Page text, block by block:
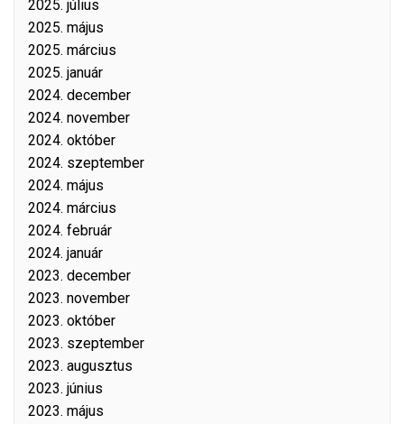
2025. július
2025. május
2025. március
2025. január
2024. december
2024. november
2024. október
2024. szeptember
2024. május
2024. március
2024. február
2024. január
2023. december
2023. november
2023. október
2023. szeptember
2023. augusztus
2023. június
2023. május